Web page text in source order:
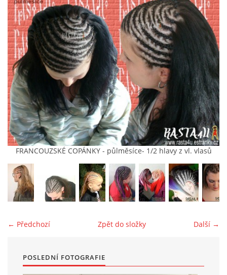
AKCE
VOLNÉ TERMÍNY
KONTAKT
MÍŠA
(pište, nevolejte)
+420 607875420
(pište, nevolejte)
RASTA4U@SEZNAM.CZ
PLETU NA PRAZE 8
FRANCOUZSKÉ COPÁNKY - půlměsíce- 1/2 hlavy z vl. vlasů
← Předchozí Další →
Zpět do složky
POSLEDNÍ FOTOGRAFIE